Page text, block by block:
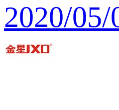
2020/05/